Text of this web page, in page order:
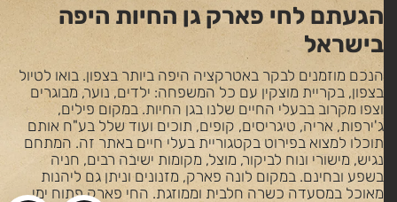
הגעתם לחי פארק גן החיות היפה
בישראל
הנכם מוזמנים לבקר באטרקציה היפה ביותר בצפון. בואו לטיול
בצפון, בקריית מוצקין עם כל המשפחה: ילדים, נוער, מבוגרים
וצפו מקרוב בבעלי החיים שלנו בגן החיות. במקום פילים,
ג'ירפות, אריה, טיגריסים, קופים, תוכים ועוד שלל בע"ח אותם
תוכלו למצוא בפירוט בקטגוריית בעלי חיים באתר זה. המתחם
נגיש, מישורי ונוח לביקור, מוצל, מקומות ישיבה רבים, חניה
בשפע ובחינם. במקום לונה פארק, מזנונים וניתן גם ליהנות
מאוכל במסעדה כשרה חלבית וממוזגת. החי פארק פתוח ימי